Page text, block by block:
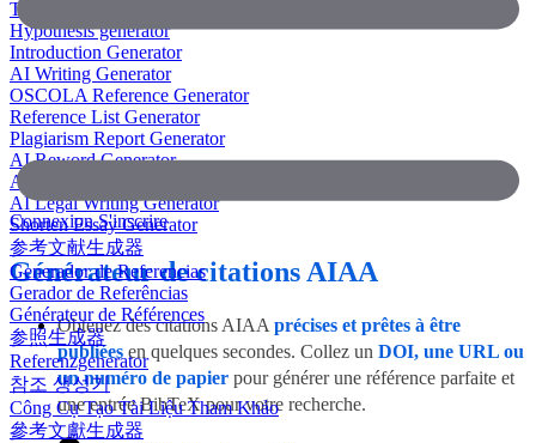
Thesis paragraph generator
Hypothesis generator
Introduction Generator
AI Writing Generator
OSCOLA Reference Generator
Reference List Generator
Plagiarism Report Generator
AI Reword Generator
AI Bullet Point Generator
AI Legal Writing Generator
Shorten Essay Generator
参考文献生成器
Generador de Referencias
Gerador de Referências
Générateur de Références
参照生成器
Referenzgenerator
참조 생성기
Công Cụ Tạo Tài Liệu Tham Khảo
參考文獻生成器
ConnexionS'inscrire
Générateur de citations AIAA
Obtenez des citations AIAA précises et prêtes à être
publiées en quelques secondes. Collez un DOI, une URL ou
un numéro de papier pour générer une référence parfaite et
une entrée BibTeX pour votre recherche.